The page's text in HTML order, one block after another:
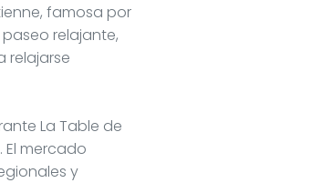
famosa por
relajante,
relajarse
La Table de
mercado
y